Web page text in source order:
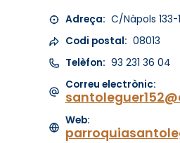
Adreça: C/Nàpols 133-
Codi postal: 08013
Telèfon: 93 231 36 04
Correu electrònic:
Web: